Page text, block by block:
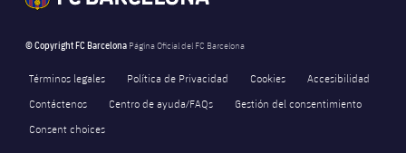
© Copyright FC Barcelona Página Oficial del FC Barcelona
Términos legales Política de Privacidad Cookies
Accesibilidad
Contáctenos
Centro de ayuda/FAQs
Gestión del consentimiento
Consent choices